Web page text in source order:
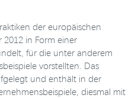
der europäischen
2012 in Form einer
für die unter anderem
vorstellten. Das
und enthält in der
diesmal mit